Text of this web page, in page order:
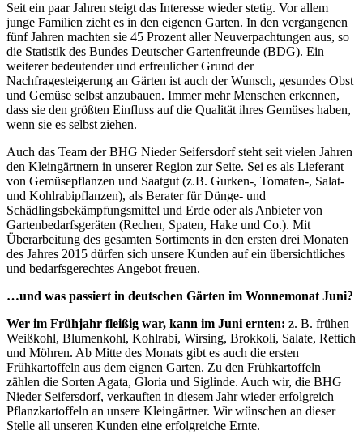
Seit ein paar Jahren steigt das Interesse wieder stetig. Vor allem
junge Familien zieht es in den eigenen Garten. In den vergangenen
fünf Jahren machten sie 45 Prozent aller Neuverpachtungen aus, so
die Statistik des Bundes Deutscher Gartenfreunde (BDG). Ein
weiterer bedeutender und erfreulicher Grund der
Nachfragesteigerung an Gärten ist auch der Wunsch, gesundes Obst
und Gemüse selbst anzubauen. Immer mehr Menschen erkennen,
dass sie den größten Einfluss auf die Qualität ihres Gemüses haben,
wenn sie es selbst ziehen.
Auch das Team der BHG Nieder Seifersdorf steht seit vielen Jahren
den Kleingärtnern in unserer Region zur Seite. Sei es als Lieferant
von Gemüsepflanzen und Saatgut (z.B. Gurken-, Tomaten-, Salat-
und Kohlrabipflanzen), als Berater für Dünge- und
Schädlingsbekämpfungsmittel und Erde oder als Anbieter von
Gartenbedarfsgeräten (Rechen, Spaten, Hake und Co.). Mit
Überarbeitung des gesamten Sortiments in den ersten drei Monaten
des Jahres 2015 dürfen sich unsere Kunden auf ein übersichtliches
und bedarfsgerechtes Angebot freuen.
…und was passiert in deutschen Gärten im Wonnemonat Juni?
Wer im Frühjahr fleißig war, kann im Juni ernten: z. B. frühen
Weißkohl, Blumen­kohl, Kohlrabi, Wirsing, Brokkoli, Salate, Rettich
und Möhren. Ab Mitte des Monats gibt es auch die ersten
Frühkartoffeln aus dem eignen Garten. Zu den Frühkartoffeln
zählen die Sorten Agata, Gloria und Siglinde. Auch wir, die BHG
Nieder Seifersdorf, verkauften in diesem Jahr wieder erfolgreich
Pflanz­kartoffeln an unsere Kleingärtner. Wir wünschen an dieser
Stelle all unseren Kunden eine erfolgreiche Ernte.